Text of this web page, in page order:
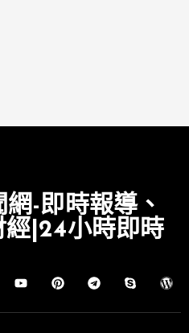
-即時報導、
經|24小時即時